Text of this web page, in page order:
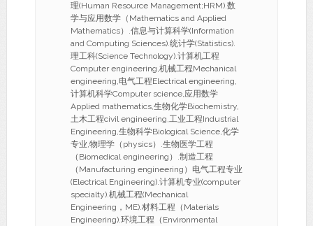
理(Human Resource Management;HRM).数
学与应用数学（Mathematics and Applied
Mathematics）.信息与计算科学(Information
and Computing Sciences).统计学(Statistics).
理工科(Science Technology).计算机工程
Computer engineering,机械工程Mechanical
engineering,电气工程Electrical engineering,
计算机科学Computer science,应用数学
Applied mathematics,生物化学Biochemistry,
土木工程civil engineering,工业工程Industrial
Engineering,生物科学Biological Science,化学
专业,物理学（physics）.生物医学工程
（Biomedical engineering）.制造工程
（Manufacturing engineering）电气工程专业
(Electrical Engineering).计算机专业(computer
specialty).机械工程(Mechanical
Engineering，ME).材料工程（Materials
Engineering).环境工程（Environmental